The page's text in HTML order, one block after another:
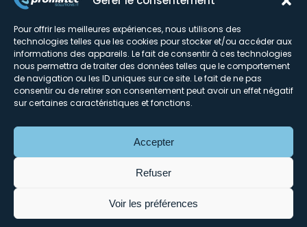
Pour offrir les meilleures expériences, nous utilisons des
technologies telles que les cookies pour stocker et/ou accéder aux
informations des appareils. Le fait de consentir à ces technologies
nous permettra de traiter des données telles que le comportement
de navigation ou les ID uniques sur ce site. Le fait de ne pas
consentir ou de retirer son consentement peut avoir un effet négatif
sur certaines caractéristiques et fonctions.
Accepter
Refuser
Voir les préférences
Certificats SSL
Tour d'horizon du DC
Mentions légales
© Promatec 2026
Réalisation du site :Agence Web Lille Promatec
Découvrez notre Store :Promatec.store
Découvrez MailSecure :Solution Anti-spam